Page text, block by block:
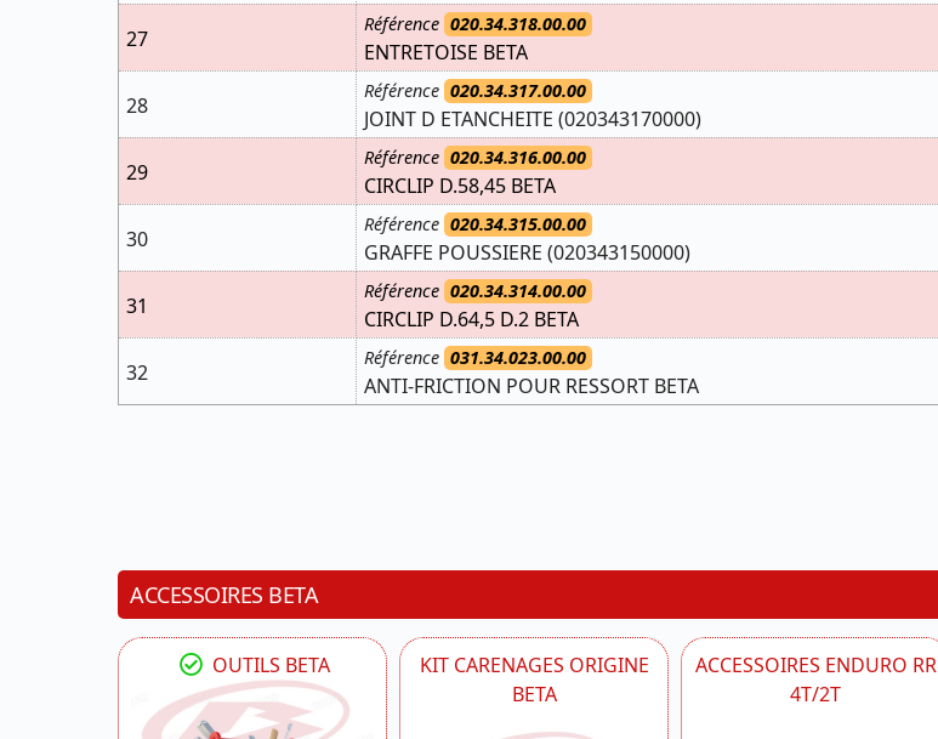
27
Référence 020.34.318.00.00
ENTRETOISE BETA
28
Référence 020.34.317.00.00
JOINT D ETANCHEITE (020343170000)
29
Référence 020.34.316.00.00
CIRCLIP D.58,45 BETA
30
Référence 020.34.315.00.00
GRAFFE POUSSIERE (020343150000)
31
Référence 020.34.314.00.00
CIRCLIP D.64,5 D.2 BETA
32
Référence 031.34.023.00.00
ANTI-FRICTION POUR RESSORT BETA
ACCESSOIRES BETA
OUTILS BETA
KIT CARENAGES ORIGINE
BETA
ACCESSOIRES ENDURO RR
4T/2T